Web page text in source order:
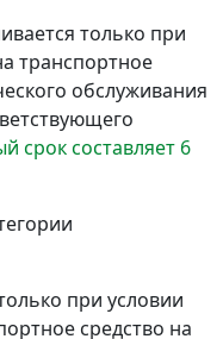
только при
транспортное
обслуживания
срок составляет 6
при условии
средство на